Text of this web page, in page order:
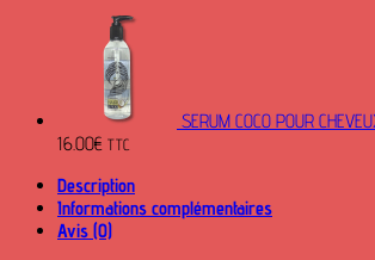
SERUM COCO POUR
16.00€ TTC
Description
Informations complémentaires
Avis (0)